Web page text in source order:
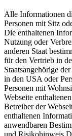
Alle Informationen
Personen mit Sitz
Die enthaltenen
Nutzung oder
anderen Staat
für den Vertrieb in
Staatsangehörige
in den USA oder
Personen mit
Webseite
Betreiber der
enthaltenen
anwendbaren
und Risikohinweis